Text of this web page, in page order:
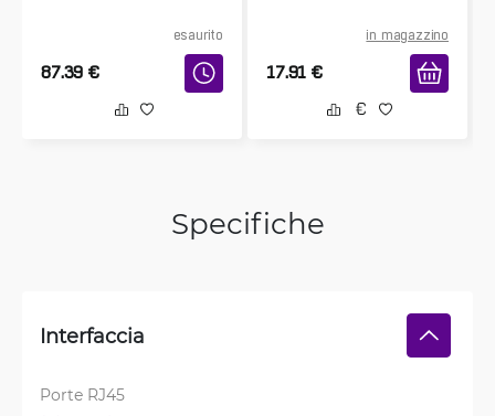
esaurito
87.39 €
in magazzino
17.91 €
Specifiche
Interfaccia
Porte RJ45